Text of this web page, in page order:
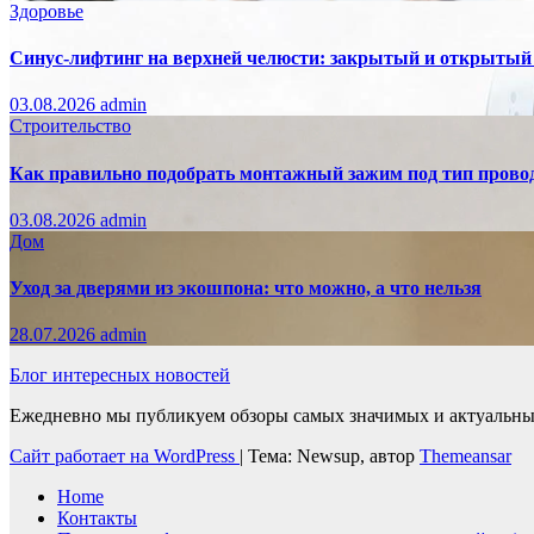
Здоровье
Синус-лифтинг на верхней челюсти: закрытый и
03.08.2026 admin
Строительство
Как правильно подобрать монтажный зажим под тип
03.08.2026 admin
Дом
Уход за дверями из экошпона: что можно, а что нельзя
28.07.2026 admin
Блог интересных новостей
Ежедневно мы публикуем обзоры самых значимых и
Сайт работает на WordPress
Тема: Newsup, автор Themeansar
Home
Контакты